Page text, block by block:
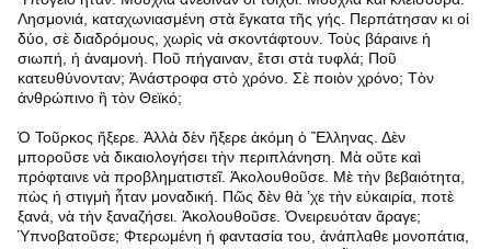
Λησμονιά, καταχωνιασμένη στὰ ἔγκατα τῆς γής. Περπάτησαν κι οἱ
δύο, σὲ διαδρόμους, χωρὶς νὰ σκοντάφτουν. Τοὺς βάραινε ἡ
σιωπή, ἡ ἀναμονή. Ποῦ πήγαιναν, ἔτσι στὰ τυφλά; Ποῦ
κατευθύνονταν; Ἀνάστροφα στὸ χρόνο. Σὲ ποιὸν χρόνο; Τὸν
ἀνθρώπινο ἢ τὸν Θεϊκό;
Ὁ Τοῦρκος ἤξερε. Ἀλλὰ δὲν ἤξερε ἀκόμη ὁ Ἕλληνας. Δὲν
μποροῦσε νὰ δικαιολογήσει τὴν περιπλάνηση. Μὰ οὔτε καὶ
πρόφταινε νὰ προβληματιστεῖ. Ἀκολουθοῦσε. Μὲ τὴν βεβαιότητα,
πὼς ἡ στιγμὴ ἦταν μοναδική. Πῶς δὲν θὰ ’χε τὴν εὐκαιρία, ποτὲ
ξανά, νὰ τὴν ξαναζήσει. Ἀκολουθοῦσε. Ὀνειρευόταν ἄραγε;
Ὑπνοβατοῦσε; Φτερωμένη ἡ φαντασία του, ἀνάπλαθε μονοπάτια,